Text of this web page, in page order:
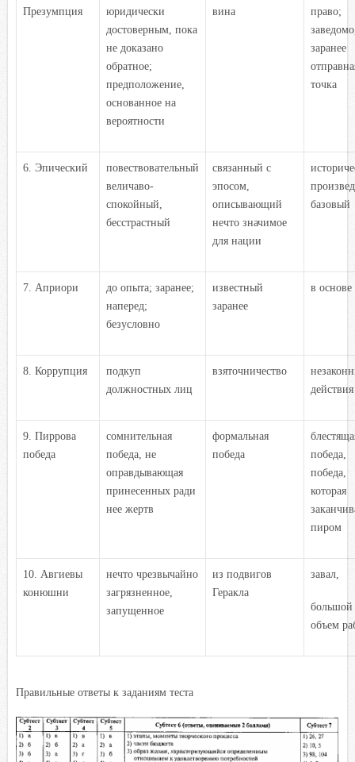
Презумпция
юридически
достоверным, пока
не доказано
обратное;
предположение,
основанное на
вероятности
вина
право;
заранее
точка
6. Эпический
повествовательный
величаво-
спокойный,
бесстрастный
связанный с
эпосом,
описывающий
нечто значимое
для нации
базовый
7. Априори
до опыта; заранее;
наперед;
безусловно
известный
заранее
в основе
8. Коррупция
подкуп
должностных лиц
взяточничество
действия
9. Пиррова
победа
сомнительная
победа, не
оправдывающая
принесенных ради
нее жертв
формальная
победа
победа,
победа,
которая
пиром
10. Авгиевы
конюшни
нечто чрезвычайно
загрязненное,
запущенное
из подвигов
Геракла
завал,
большой
объем
Правильные ответы к заданиям теста